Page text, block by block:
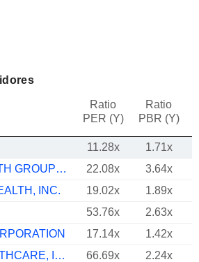
Ratio
PER (Y)
Ratio
PBR (Y)
11.28x
1.71x
UNITEDHEALTH GROUP INC.
22.08x
3.64x
INC.
19.02x
1.89x
53.76x
2.63x
17.14x
1.42x
MOLINA HEALTHCARE, INC.
66.69x
2.24x